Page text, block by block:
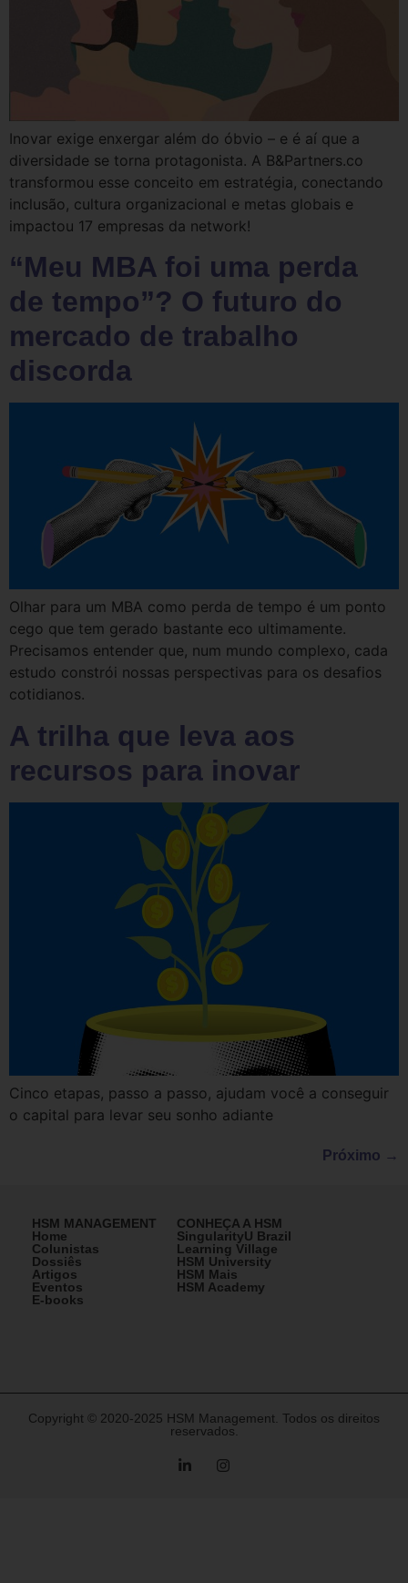
Inovar exige enxergar além do óbvio – e é aí que a
diversidade se torna protagonista. A B&Partners.co
transformou esse conceito em estratégia, conectando
inclusão, cultura organizacional e metas globais e
impactou 17 empresas da network!
“Meu MBA foi uma perda
de tempo”? O futuro do
mercado de trabalho
discorda
Olhar para um MBA como perda de tempo é um ponto
cego que tem gerado bastante eco ultimamente.
Precisamos entender que, num mundo complexo, cada
estudo constrói nossas perspectivas para os desafios
cotidianos.
A trilha que leva aos
recursos para inovar
Cinco etapas, passo a passo, ajudam você a conseguir
o capital para levar seu sonho adiante
Próximo →
HSM MANAGEMENT
Home
Colunistas
Dossiês
Artigos
Eventos
E-books
CONHEÇA A HSM
SingularityU Brazil
Learning Village
HSM University
HSM Mais
HSM Academy
Copyright © 2020-2025 HSM Management. Todos os direitos
reservados.